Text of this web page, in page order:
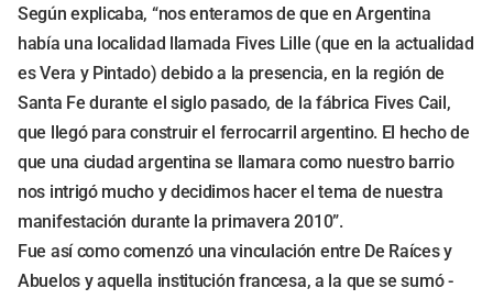
Según explicaba, “nos enteramos de que en Argentina
había una localidad llamada Fives Lille (que en la actualidad
es Vera y Pintado) debido a la presencia, en la región de
Santa Fe durante el siglo pasado, de la fábrica Fives Cail,
que llegó para construir el ferrocarril argentino. El hecho de
que una ciudad argentina se llamara como nuestro barrio
nos intrigó mucho y decidimos hacer el tema de nuestra
manifestación durante la primavera 2010”.
Fue así como comenzó una vinculación entre De Raíces y
Abuelos y aquella institución francesa, a la que se sumó -